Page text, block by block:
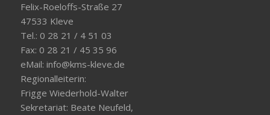
Felix-Roeloffs-Straße 27
47533 Kleve
Tel.: 0 28 21 / 4 51 03
Fax: 0 28 21 / 45 35 96
eMail: info@kms-kleve.de
Regionalleiterin:
Frigge Wiederhold-Walter
Sekretariat: Beate Neufeld,